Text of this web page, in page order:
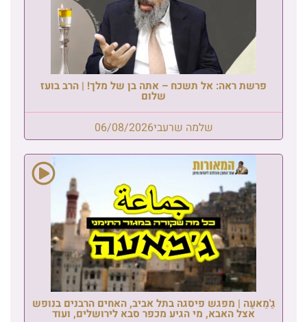
פרשת ראה: אל תשכח – אתה בן של מלך! | הרב בועז
שלום
שלמה שרעבי06/08/2026
גַ'מַאעַה | מפגש פיסגה בתל אביב, האחים הרבנים בנופש
אצל האבא, מי הגיע מכפר סבא לירושלים, ועוד